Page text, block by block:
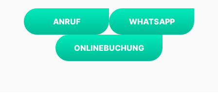
ANRUF WHATSAPP
ONLINEBUCHUNG